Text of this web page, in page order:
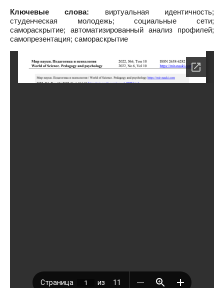
Ключевые слова: виртуальная идентичность;
студенческая молодежь; социальные сети;
самораскрытие; автоматизированный анализ профилей;
самопрезентация; самораскрытие